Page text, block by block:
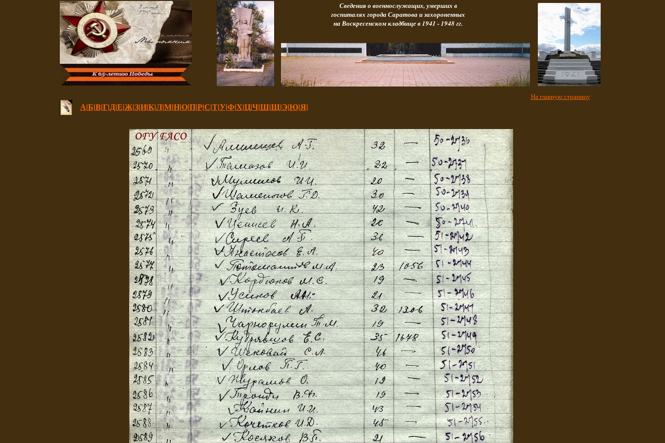
Сведения о военнослужащих, умерших в
госпиталях города Саратова и захороненных
на Воскресенском кладбище в 1941 - 1948 гг.
А|Б|В|Г|Д|Е|Ж|З|И|К|Л|М|Н|О|П|Р|С|Т|У|Ф|Х|Ц|Ч|Ш|Щ|Э|Ю|Я|
На главную страницу